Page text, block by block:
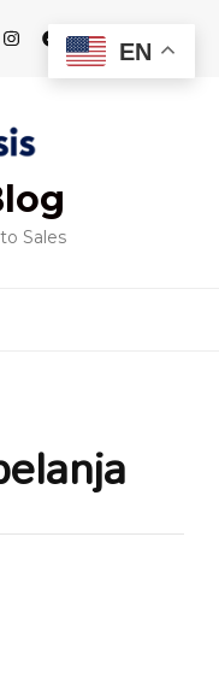
Sales
EN